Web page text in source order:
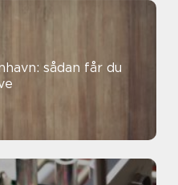
sådan får du